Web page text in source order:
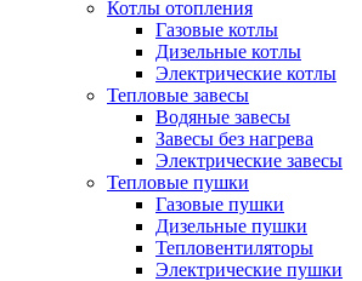
Котлы отопления
Газовые котлы
Дизельные котлы
Электрические котлы
Тепловые завесы
Водяные завесы
Завесы без нагрева
Электрические завесы
Тепловые пушки
Газовые пушки
Дизельные пушки
Тепловентиляторы
Электрические пушки